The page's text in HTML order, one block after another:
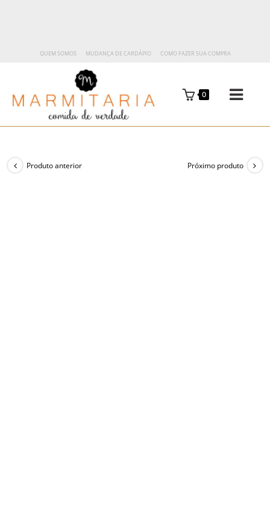
QUEM SOMOS MUDANÇA DE CARDÁPIO COMO FAZER SUA COMPRA
0
Produto anterior Próximo produto